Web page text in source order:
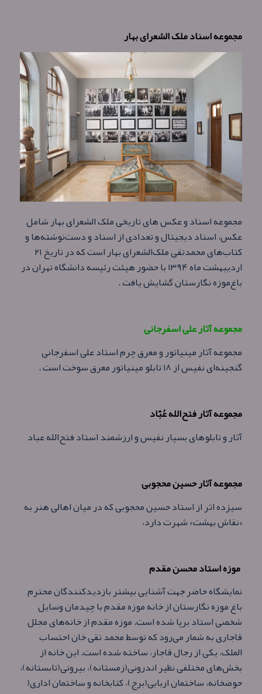
مجموعه اسناد ملک‌ الشعرای بهار
مجموعه اسناد و عکس های تاریخی ملک الشعرای بهار شامل
عکس، اسناد دیجیتال و تعدادی از اسناد و دست‌نوشته‌ها و
کتاب‌های محمدتقی ملک‌الشعرای بهار است که در تاریخ ۲۱
اردیبهشت ماه ۱۳۹۴ با حضور هیئت رئیسه دانشگاه تهران در
باغ‌موزه نگارستان گشایش یافت .
مجموعه آثار علی اسفرجانی
مجموعه آثار مینیاتور و معرق چرم استاد علی اسفرجانی
گنجینه‌ای نفیس از ۱۸ تابلو مینیاتور معرق سوخت است .
مجموعه آثار فتح‌الله عُبّاد
آثار و تابلوهای بسیار نفیس و ارزشمند استاد فتح‌الله عباد
مجموعه آثار حسین محجوبی
سیزده اثر از استاد حسین محجوبی که در میان اهالی هنر به
«نقاش بهشت» شهرت دارد،
موزه استاد محسن مقدم
نمایشگاه حاضر جهت آشنایی بیشتر بازدیدکنندگان محترم
باغ موزه نگارستان از خانه موزه مقدم با چیدمان وسایل
شخصی استاد برپا شده است. موزه مقدم از خانه‌های مجلل
قاجاری به شمار می‌رود که توسط محمد تقی خان احتساب
الملک، یکی از رجال قاجار، ساخته شده است. این خانه از
بخش‌های مختلفی نظیر اندرونی(زمستانه)، بیرونی(تابستانه)،
حوضخانه، ساختمان اربابی(برج)، کتابخانه و ساختمان اداری(